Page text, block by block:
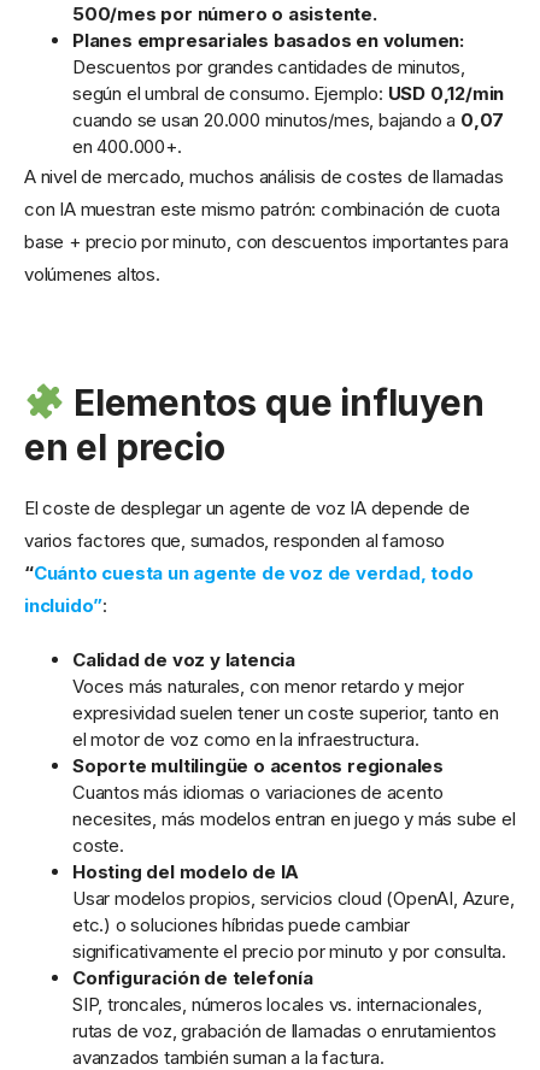
500/mes por número o asistente.
Planes empresariales basados en volumen:
Descuentos por grandes cantidades de minutos,
según el umbral de consumo. Ejemplo: USD 0,12/min
cuando se usan 20.000 minutos/mes, bajando a 0,07
en 400.000+.
A nivel de mercado, muchos análisis de costes de llamadas
con IA muestran este mismo patrón: combinación de cuota
base + precio por minuto, con descuentos importantes para
volúmenes altos.
Elementos que influyen
en el precio
El coste de desplegar un agente de voz IA depende de
varios factores que, sumados, responden al famoso
“Cuánto cuesta un agente de voz de verdad, todo
incluido”:
Calidad de voz y latencia
Voces más naturales, con menor retardo y mejor
expresividad suelen tener un coste superior, tanto en
el motor de voz como en la infraestructura.
Soporte multilingüe o acentos regionales
Cuantos más idiomas o variaciones de acento
necesites, más modelos entran en juego y más sube el
coste.
Hosting del modelo de IA
Usar modelos propios, servicios cloud (OpenAI, Azure,
etc.) o soluciones híbridas puede cambiar
significativamente el precio por minuto y por consulta.
Configuración de telefonía
SIP, troncales, números locales vs. internacionales,
rutas de voz, grabación de llamadas o enrutamientos
avanzados también suman a la factura.